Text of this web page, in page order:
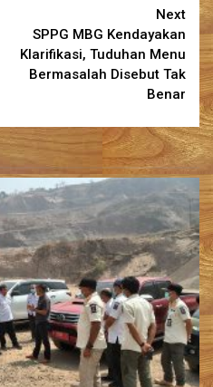
Next
SPPG MBG Kendayakan
Klarifikasi, Tuduhan Menu
Bermasalah Disebut Tak
Benar